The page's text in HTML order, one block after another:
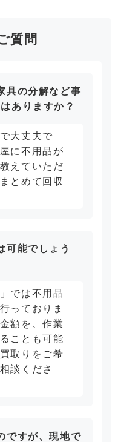
質問
具の分解など事
ありますか？
大丈夫で
に不用品が
えていただ
とめて回収
可能でしょう
では不用品
っておりま
額を、作業
ことも可能
取りをご希
談くださ
ですが、現地で